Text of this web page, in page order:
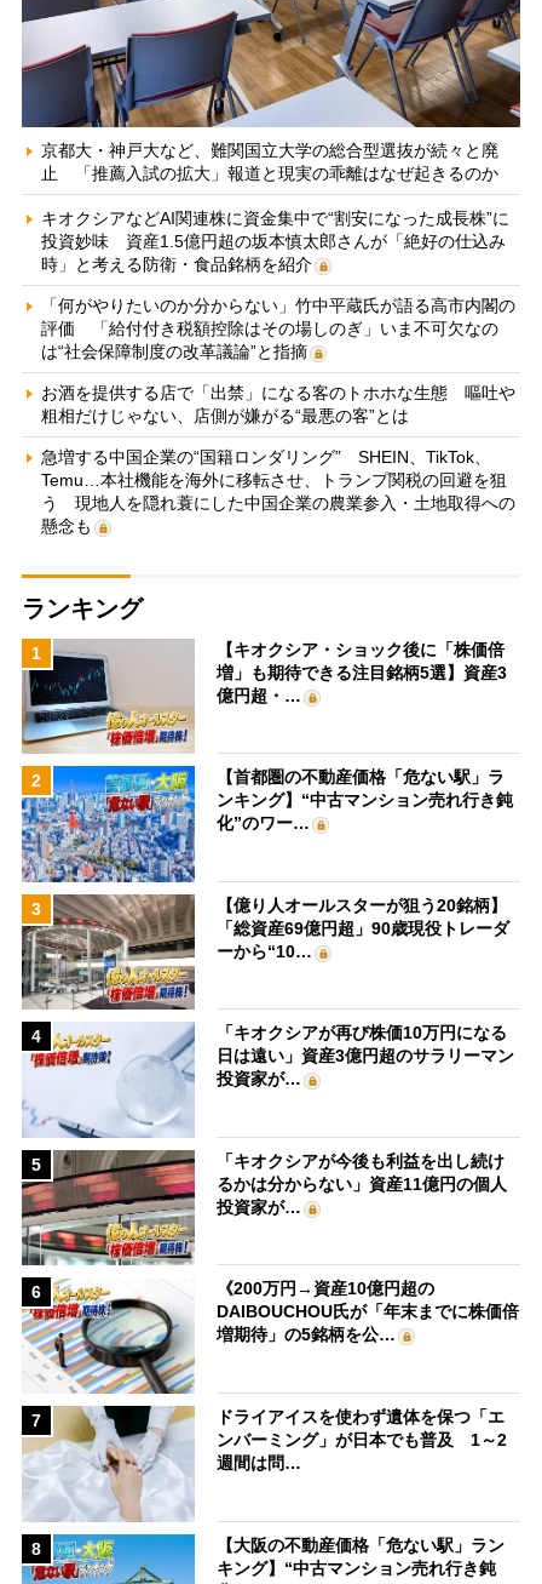
京都大・神戸大など、難関国立大学の総合型選抜が続々と廃
止 「推薦入試の拡大」報道と現実の乖離はなぜ起きるのか
キオクシアなどAI関連株に資金集中で“割安になった成長株”に
投資妙味 資産1.5億円超の坂本慎太郎さんが「絶好の仕込み
時」と考える防衛・食品銘柄を紹介
「何がやりたいのか分からない」竹中平蔵氏が語る高市内閣の
評価 「給付付き税額控除はその場しのぎ」いま不可欠なの
は“社会保障制度の改革議論”と指摘
お酒を提供する店で「出禁」になる客のトホホな生態 嘔吐や
粗相だけじゃない、店側が嫌がる“最悪の客”とは
急増する中国企業の“国籍ロンダリング” SHEIN、TikTok、
Temu…本社機能を海外に移転させ、トランプ関税の回避を狙
う 現地人を隠れ蓑にした中国企業の農業参入・土地取得への
懸念も
ランキング
1
【キオクシア・ショック後に「株価倍
増」も期待できる注目銘柄5選】資産3
億円超・…
2
【首都圏の不動産価格「危ない駅」ラ
ンキング】“中古マンション売れ行き鈍
化”のワー…
3
【億り人オールスターが狙う20銘柄】
「総資産69億円超」90歳現役トレーダ
ーから“10…
4
「キオクシアが再び株価10万円になる
日は遠い」資産3億円超のサラリーマン
投資家が…
5
「キオクシアが今後も利益を出し続け
るかは分からない」資産11億円の個人
投資家が…
6
《200万円→資産10億円超の
DAIBOUCHOU氏が「年末までに株価倍
増期待」の5銘柄を公…
7
ドライアイスを使わず遺体を保つ「エ
ンバーミング」が日本でも普及 1～2
週間は問…
8
【大阪の不動産価格「危ない駅」ラン
キング】“中古マンション売れ行き鈍